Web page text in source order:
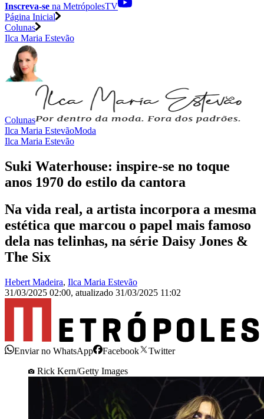
Inscreva-se na MetrópolesTV
Página Inicial
Colunas
Ilca Maria Estevão
Colunas
Ilca Maria EstevãoModa
Ilca Maria Estevão
Suki Waterhouse: inspire-se no toque
anos 1970 do estilo da cantora
Na vida real, a artista incorpora a mesma
estética que marcou o papel mais famoso
dela nas telinhas, na série Daisy Jones &
The Six
Hebert Madeira, Ilca Maria Estevão
31/03/2025 02:00, atualizado 31/03/2025 11:02
Enviar no WhatsApp Facebook
Twitter
Rick Kern/Getty Images